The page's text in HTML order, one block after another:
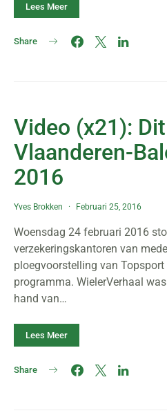
Lees Meer
Share
Video (x21):
Vlaanderen-
2016
Yves Brokken Februari 25, 2016
Woensdag 24 februari 2016
verzekeringskantoren van
ploegvoorstelling van
programma. WielerVerhaal
hand van…
Lees Meer
Share